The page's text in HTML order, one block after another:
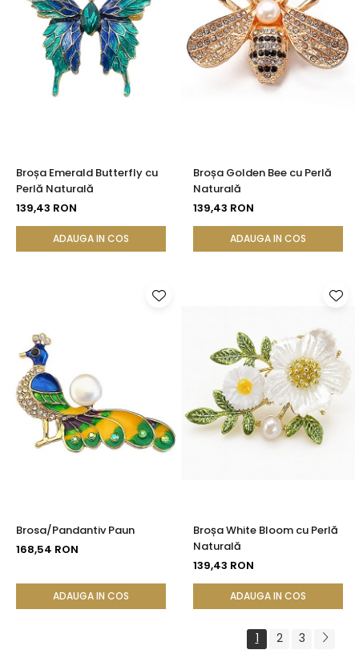
Broșa Emerald Butterfly cu
Perlă Naturală
139,43 RON
ADAUGA IN COS
Broșa Golden Bee cu Perlă
Naturală
139,43 RON
ADAUGA IN COS
Brosa/Pandantiv Paun
168,54 RON
ADAUGA IN COS
Broșa White Bloom cu Perlă
Naturală
139,43 RON
ADAUGA IN COS
1 2 3